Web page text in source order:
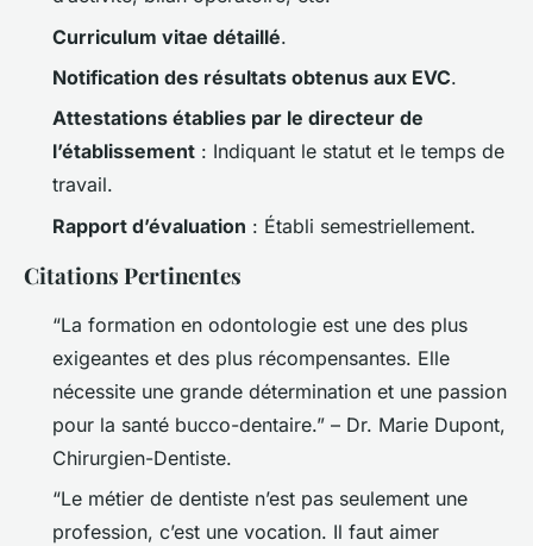
Curriculum vitae détaillé.
Notification des résultats obtenus aux EVC.
Attestations établies par le directeur de
l’établissement : Indiquant le statut et le temps de
travail.
Rapport d’évaluation : Établi semestriellement.
Citations Pertinentes
“La formation en odontologie est une des plus
exigeantes et des plus récompensantes. Elle
nécessite une grande détermination et une passion
pour la santé bucco-dentaire.” – Dr. Marie Dupont,
Chirurgien-Dentiste.
“Le métier de dentiste n’est pas seulement une
profession, c’est une vocation. Il faut aimer